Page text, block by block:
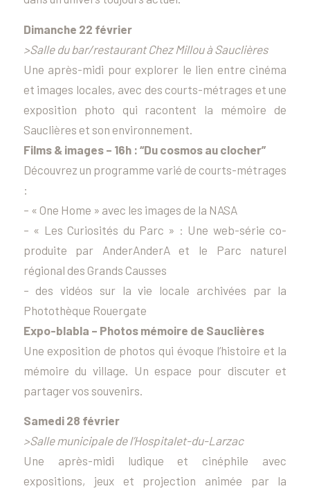
Dimanche 22 février
>Salle du bar/restaurant Chez Millou à Sauclières
Une après-midi pour explorer le lien entre cinéma
et images locales, avec des courts-métrages et une
exposition photo qui racontent la mémoire de
Sauclières et son environnement.
Films & images – 16h : “Du cosmos au clocher”
Découvrez un programme varié de courts-métrages
:
– « One Home » avec les images de la NASA
– « Les Curiosités du Parc » : Une web-série co-
produite par AnderAnderA et le Parc naturel
régional des Grands Causses
– des vidéos sur la vie locale archivées par la
Photothèque Rouergate
Expo-blabla – Photos mémoire de Sauclières
Une exposition de photos qui évoque l’histoire et la
mémoire du village. Un espace pour discuter et
partager vos souvenirs.
Samedi 28 février
>Salle municipale de l’Hospitalet-du-Larzac
Une après-midi ludique et cinéphile avec
expositions, jeux et projection animée par la